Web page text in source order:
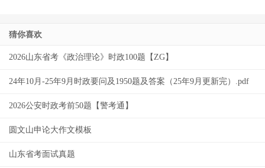
猜你喜欢
2026山东省考《政治理论》时政100题【ZG】
24年10月-25年9月时政要问及1950题及答案（25年9月更新完）.pdf
2026公安时政考前50题【警考通】
圆文山申论大作文模板
山东省考面试真题